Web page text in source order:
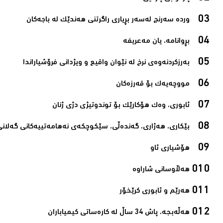
وردە سەرنج لەسەر بڕیاری راگرتنی هەندێک لە باجەکان‌
بڕوانامە، یان مەعریفە‌
بەرزکردنەوەی نرخ لە نێوان واقیع و ویژدانی فرۆشیاراندا‌
مووچەیەک بۆ قەرزەکان‌
ئابوری، وەك هۆکارێک بۆ توندوتیژی دژی ژنان‌
بێکاری، هەژاری، گەندەڵی، سێکوچکەی نەهامەتییەکانی
هۆشیاری ئاو‌
هەڵاوسانی شاراوە‌
هەرێم و ئابوری کرێخۆر‌
هەڵەبجە، پاش 34 ساڵ لە کارەساتی کیمیاباران‌